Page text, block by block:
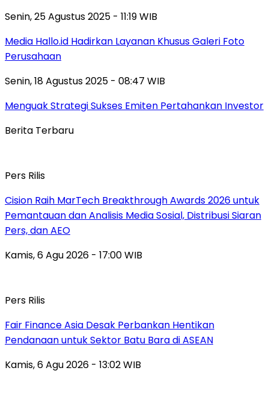
Senin, 25 Agustus 2025 - 11:19 WIB
Media Hallo.id Hadirkan Layanan Khusus Galeri Foto
Perusahaan
Senin, 18 Agustus 2025 - 08:47 WIB
Menguak Strategi Sukses Emiten Pertahankan Investor
Berita Terbaru
Pers Rilis
Cision Raih MarTech Breakthrough Awards 2026 untuk
Pemantauan dan Analisis Media Sosial, Distribusi Siaran
Pers, dan AEO
Kamis, 6 Agu 2026 - 17:00 WIB
Pers Rilis
Fair Finance Asia Desak Perbankan Hentikan
Pendanaan untuk Sektor Batu Bara di ASEAN
Kamis, 6 Agu 2026 - 13:02 WIB